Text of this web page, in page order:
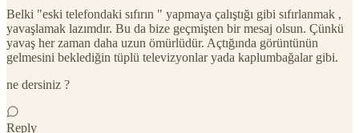
Belki "eski telefondaki sıfırın " yapmaya çalıştığı gibi sıfırlanmak ,
yavaşlamak lazımdır. Bu da bize geçmişten bir mesaj olsun. Çünkü
yavaş her zaman daha uzun ömürlüdür. Açtığında görüntünün
gelmesini beklediğin tüplü televizyonlar yada kaplumbağalar gibi.
ne dersiniz ?
Reply